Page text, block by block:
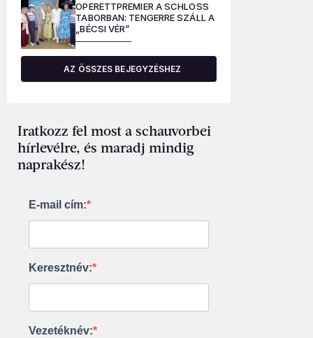
OPERETTPREMIER A SCHLOSS
TABORBAN: TENGERRE SZÁLL A
„BÉCSI VÉR”
AZ ÖSSZES BEJEGYZÉSHEZ
Iratkozz fel most a schauvorbei
hírlevélre, és maradj mindig
naprakész!
E-mail cím:
Keresztnév:
Vezetéknév: